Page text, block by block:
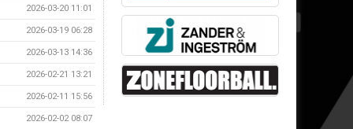
2026-03-20 11:01
2026-03-19 06:28
2026-03-13 14:36
2026-02-21 13:21
2026-02-11 15:56
2026-02-02 08:07